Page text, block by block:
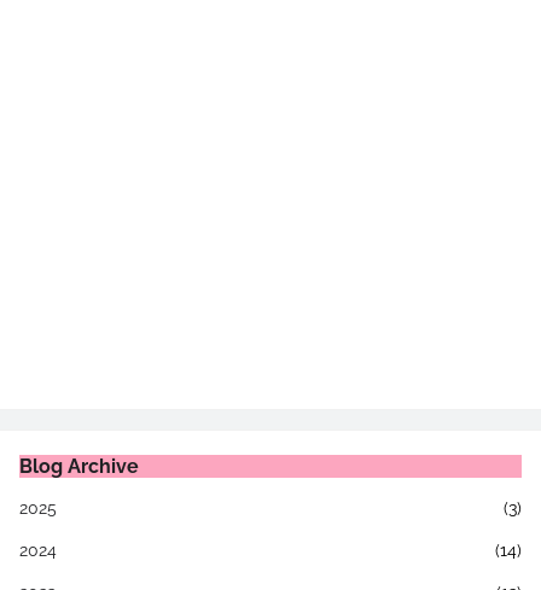
Blog Archive
2025 (3)
2024 (14)